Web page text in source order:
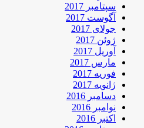
سپتامبر 2017
آگوست 2017
جولای 2017
ژوئن 2017
آوریل 2017
مارس 2017
فوریه 2017
ژانویه 2017
دسامبر 2016
نوامبر 2016
اکتبر 2016